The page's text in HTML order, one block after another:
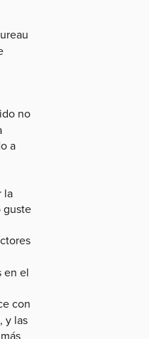
no
a
la
guste
en el
con
y las